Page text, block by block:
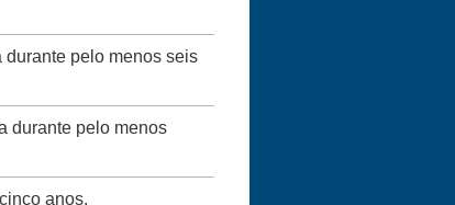
durante pelo menos seis
durante pelo menos
anos.